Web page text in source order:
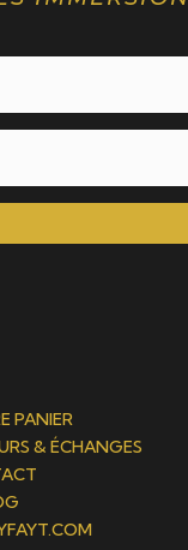
PANIER
& ÉCHANGES